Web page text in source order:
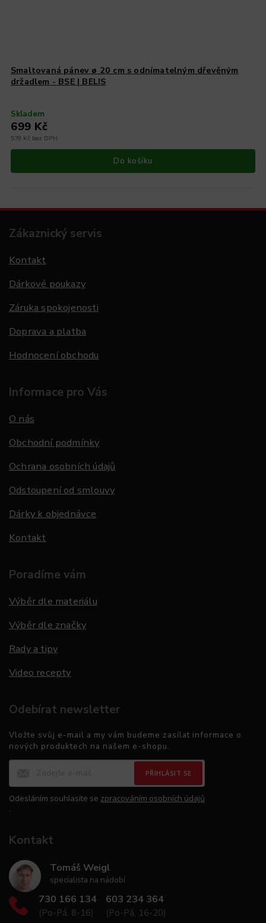
Smaltovaná pánev ø 20 cm s odnímatelným dřevěným
držadlem - BSE | BELIS
Skladem
578 Kč bez DPH
699 Kč
Do košíku
Zákaznický servis
Kontakt
Dárkové poukazy
Záruka spokojenosti
Doprava a platba
Hodnocení obchodu
Informace pro Vás
O nás
Obchodní podmínky
Ochrana osobních údajů
Odstoupení od smlouvy
Dárky k objednávce
Kontakt
Poradíme vám
Výběr dle materiálu
Výběr dle značky
Rady a tipy
Video recepty
Odebírat newsletter
Vložte svůj e-mail a my vám budeme zasílat informace o
nových produktech na našem e-shopu.
PŘIHLÁSIT SE
Odesláním souhlasíte se zpracováním osobních údajů
.
Kontakt
Tomáš Weigl
specialista na nádobí
730 166 134
(Po-Pá, 8-16)
603 234 364
(Po-Pá, 16-20)